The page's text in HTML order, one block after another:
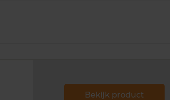
Bekijk product